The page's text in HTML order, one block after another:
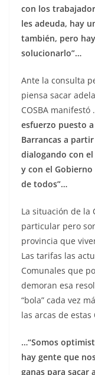
con los
les adeuda, hay
también, pero
solucionarlo”…
Ante la consulta
piensa sacar
COSBA manifestó
esfuerzo puesto
Barrancas a
dialogando con
y con el
de todos”…
La situación de la
particular pero
provincia que
Las tarifas las
Comunales que
demoran esa
“bola” cada vez
las arcas de estas
…“Somos
hay gente que
ganas para sacar